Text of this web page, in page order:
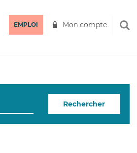
EMPLOI Mon compte
Rechercher